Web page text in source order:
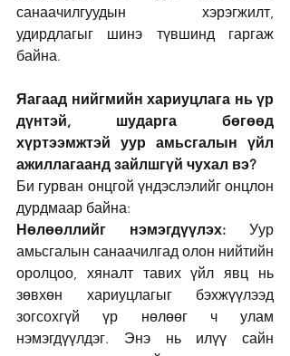
санаачилгуудын хэрэгжилт,
удирдлагыг шинэ түвшинд гаргаж
байна.
Яагаад нийгмийн хариуцлага нь үр
дүнтэй, шударга бөгөөд
хүртээмжтэй уур амьсгалын үйл
ажиллагаанд зайлшгүй чухал вэ?
Би гурван онцгой үндэслэлийг онцлон
дурдмаар байна:
Нөлөөллийг нэмэгдүүлэх: Уур
амьсгалын санаачилгад олон нийтийн
оролцоо, хяналт тавих үйл явц нь
зөвхөн хариуцлагыг бэхжүүлээд
зогсохгүй үр нөлөөг ч улам
нэмэгдүүлдэг. Энэ нь илүү сайн